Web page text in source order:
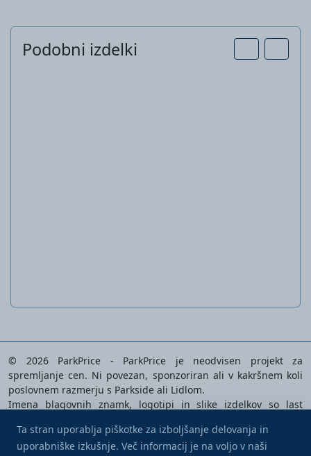
Podobni izdelki
© 2026 ParkPrice - ParkPrice je neodvisen projekt za
spremljanje cen. Ni povezan, sponzoriran ali v kakršnem koli
poslovnem razmerju s Parkside ali Lidlom.
Imena blagovnih znamk, logotipi in slike izdelkov so last
analiziranih izdelkov.
Prispevaj kavo
Ta stran uporablja piškotke za izboljšanje delovanja in
uporabniške izkušnje. Več informacij je na voljo v naši